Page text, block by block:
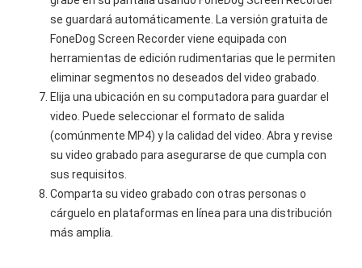
se guardará automáticamente. La versión gratuita de
FoneDog Screen Recorder viene equipada con
herramientas de edición rudimentarias que le permiten
eliminar segmentos no deseados del video grabado.
Elija una ubicación en su computadora para guardar el
video. Puede seleccionar el formato de salida
(comúnmente MP4) y la calidad del video. Abra y revise
su video grabado para asegurarse de que cumpla con
sus requisitos.
Comparta su video grabado con otras personas o
cárguelo en plataformas en línea para una distribución
más amplia.